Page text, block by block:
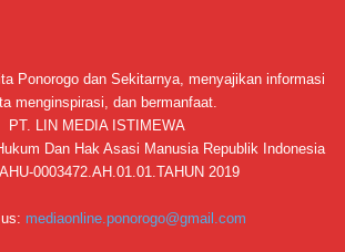
Ponorogo dan Sekitarnya, menyajikan informasi
menginspirasi, dan bermanfaat.
PT. LIN MEDIA ISTIMEWA
Dan Hak Asasi Manusia Republik Indonesia
0003472.AH.01.01.TAHUN 2019
mediaonline.ponorogo@gmail.com